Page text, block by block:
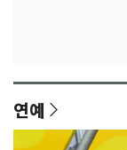
연예